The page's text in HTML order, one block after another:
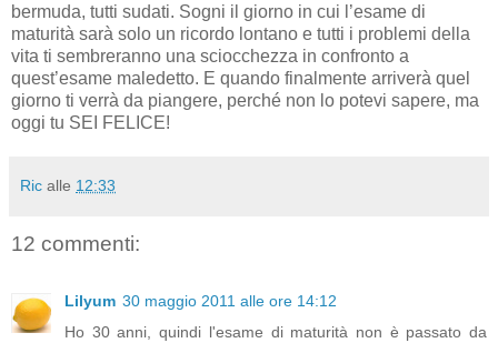
bermuda, tutti sudati. Sogni il giorno in cui l’esame di
maturità sarà solo un ricordo lontano e tutti i problemi della
vita ti sembreranno una sciocchezza in confronto a
quest’esame maledetto. E quando finalmente arriverà quel
giorno ti verrà da piangere, perché non lo potevi sapere, ma
oggi tu SEI FELICE!
Ric alle 12:33
12 commenti:
Lilyum 30 maggio 2011 alle ore 14:12
Ho 30 anni, quindi l'esame di maturità non è passato da